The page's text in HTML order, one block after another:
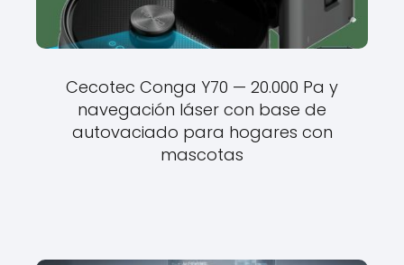
Cecotec Conga Y70 — 20.000 Pa y
navegación láser con base de
autovaciado para hogares con
mascotas